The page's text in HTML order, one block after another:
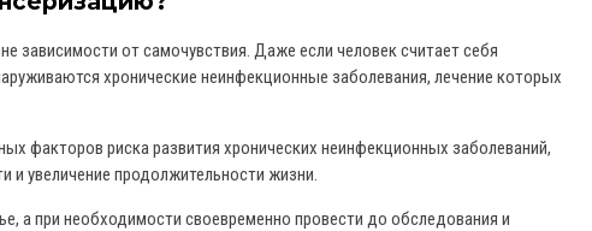
зависимости от самочувствия. Даже если человек считает себя
хронические неинфекционные заболевания, лечение которых
факторов риска развития хронических неинфекционных заболеваний,
и увеличение продолжительности жизни.
а при необходимости своевременно провести до обследования и